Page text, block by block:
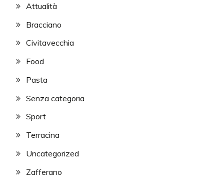
Attualità
Bracciano
Civitavecchia
Food
Pasta
Senza categoria
Sport
Terracina
Uncategorized
Zafferano